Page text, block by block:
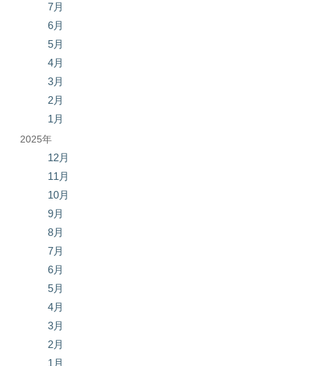
7月
6月
5月
4月
3月
2月
1月
2025年
12月
11月
10月
9月
8月
7月
6月
5月
4月
3月
2月
1月